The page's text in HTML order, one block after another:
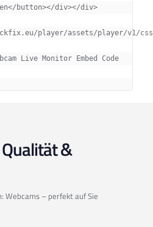
button></div></div>
player/assets/player/v1/
Live Monitor Embed Code
&
Webcams – perfekt auf Sie